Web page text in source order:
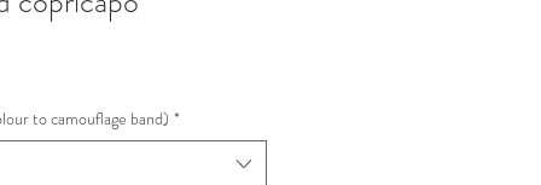
to camouflage band) *